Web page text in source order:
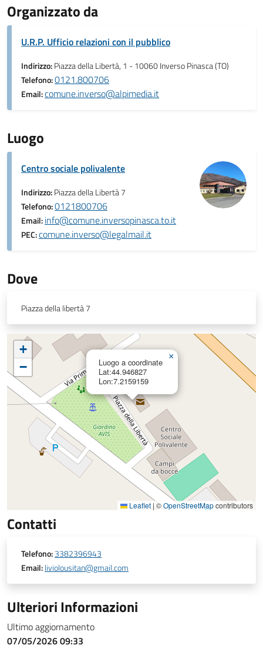
Organizzato da
U.R.P. Ufficio relazioni con il pubblico
Indirizzo:Piazza della Libertà, 1 - 10060 Inverso Pinasca (TO)
Telefono:0121.800706
Email:comune.inverso@alpimedia.it
Luogo
Centro sociale polivalente
Indirizzo:Piazza della Libertà 7
Telefono:0121800706
Email:info@comune.inversopinasca.to.it
PEC:comune.inverso@legalmail.it
Dove
Piazza della libertà 7
Luogo a coordinate
Lat:44.946827
Lon:7.2159159
×
+
−
Leaflet | ©OpenStreetMapcontributors
Contatti
Telefono:3382396943
Email:liviolousitan@gmail.com
Ulteriori Informazioni
Ultimo aggiornamento
07/05/2026 09:33